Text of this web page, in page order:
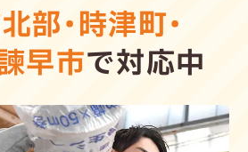
部・時津町・
早市で対応中